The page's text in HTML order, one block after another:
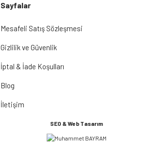
Sayfalar
Mesafeli Satış Sözleşmesi
Gizlilik ve Güvenlik
İptal & İade Koşulları
Blog
İletişim
SEO & Web Tasarım